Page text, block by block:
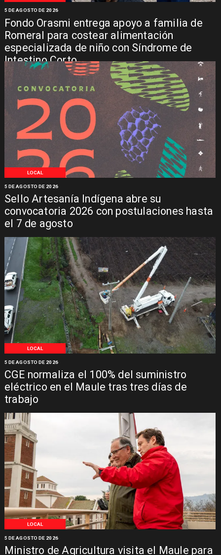
Fondo Orasmi entrega apoyo a familia de
Romeral para costear alimentación
especializada de niño con Síndrome de
Intestino Corto
5 DE AGOSTO DE 2026
LOCAL
Sello Artesanía Indígena abre su
convocatoria 2026 con postulaciones hasta
el 7 de agosto
5 DE AGOSTO DE 2026
LOCAL
CGE normaliza el 100% del suministro
eléctrico en el Maule tras tres días de
trabajo
5 DE AGOSTO DE 2026
LOCAL
Ministro de Agricultura visita el Maule para
5 DE AGOSTO DE 2026